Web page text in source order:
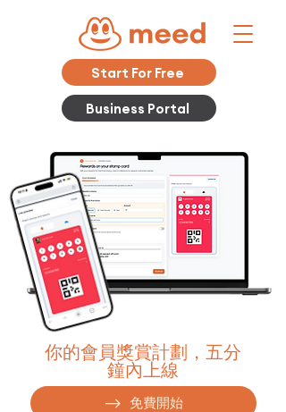
Start For Free
Business Portal
你的會員獎賞計劃，五分
鐘內上線
免費開始